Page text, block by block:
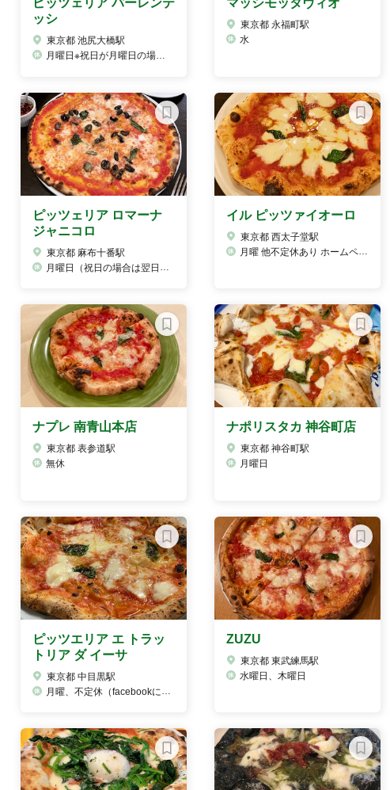
ピッツェリア パーレンテ
ッシ
東京都 池尻大橋駅
月曜日※祝日が月曜日の場合火曜日になります。
マッシモッタヴィオ
東京都 永福町駅
水
ピッツェリア ロマーナ
ジャニコロ
東京都 麻布十番駅
月曜日（祝日の場合は翌日）第2,4火曜日のランチはお休み
イル ピッツァイオーロ
東京都 西太子堂駅
月曜 他不定休あり ホームページ、Instagramにてお知らせ致します。
ナプレ 南青山本店
東京都 表参道駅
無休
ナポリスタカ 神谷町店
東京都 神谷町駅
月曜日
ピッツエリア エ トラッ
トリア ダ イーサ
東京都 中目黒駅
月曜、不定休（facebookに掲載）
ZUZU
東京都 東武練馬駅
水曜日、木曜日